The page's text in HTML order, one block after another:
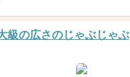
級の広さのじゃぶじゃぶ